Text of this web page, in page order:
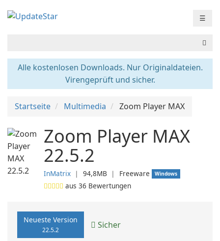
☰
Alle kostenlosen Downloads. Nur Originaldateien.
Virengeprüft und sicher.
Startseite Multimedia Zoom Player MAX
Zoom Player MAX
22.5.2
InMatrix ❘ 94,8MB ❘ Freeware Windows
aus 36 Bewertungen
Neueste Version
22.5.2 Sicher